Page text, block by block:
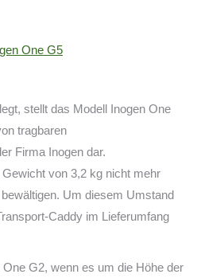
One G5
stellt das Modell Inogen One
tragbaren
Firma Inogen dar.
von 3,2 kg nicht mehr
Um diesem Umstand
Caddy im Lieferumfang
G2, wenn es um die Höhe der